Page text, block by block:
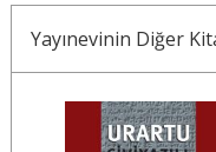
Yayınevinin Diğer